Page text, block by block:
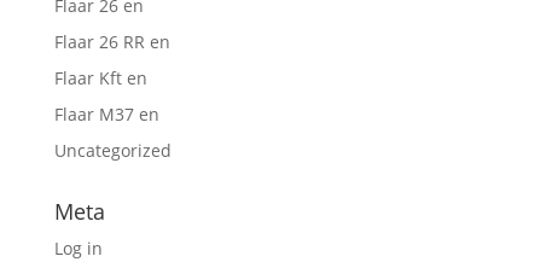
Flaar 26 en
Flaar 26 RR en
Flaar Kft en
Flaar M37 en
Uncategorized
Meta
Log in